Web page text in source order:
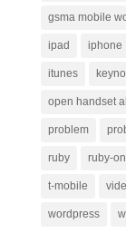
gsma mobile
ipad iphone
itunes
open handset
problem
ruby ruby-
t-mobile
wordpress